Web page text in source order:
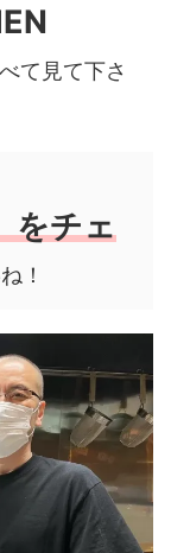
て見て下さ
をチェ
！